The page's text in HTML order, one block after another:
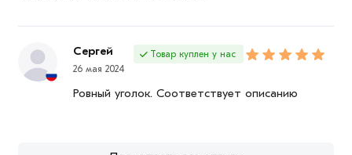
Сергей
26 мая 2024
Товар куплен у нас
Ровный уголок. Соответствует описанию